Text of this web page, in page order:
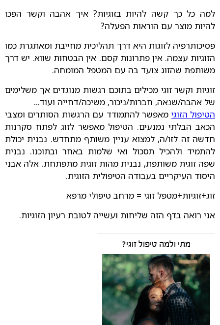
למה כל כך קשה להיות בזוגיות? איך אהבה וקשר הפכו
להיות מוצר עם הוראות הפעלה?
פסיכותרפיה לזוגות היא דרך תהליכית מחייבת ומאתגרת כמו
הזוגיות עצמה. אין פתרונות קסם. אין הבטחות שווא. יש דרך
משותפת שהזוג צועד בה עם המטפל המומחה.
זוגיות וקשר זוגי מכילים בתוכם רגשות מנוגדים אך משלימים
של אהבה/שנאה, חברות/ניכור, משיכה/דחייה ועוד...
הטיפול הזוגי מאפשר להתמודד עם הרגשות הסותרים ומצבי
הכאב הבלתי נמנעים. הטיפול מאפשר לזוג לפתח סקרנות
חדשה זה לזו/ה, למצוא עניין משותף מתחדש. נבנית יכולת
להתמיד ולהכיל תסכול ואי שלמות באחר ובתוכנו. נבנית
שפה זוגית משותפת, נבנית מהות זוגית מתפתחת. אלה אבני
היסוד העיקריים בעבודה הטיפולית הזוגית.
זוג+זוגיות+מטפל זוגי = מרחב טיפולי מרפא
אני רואה בדף הזה שליחות ועשייה לטובת רעיון הזוגיות.
מתי ולמה טיפול זוגי?